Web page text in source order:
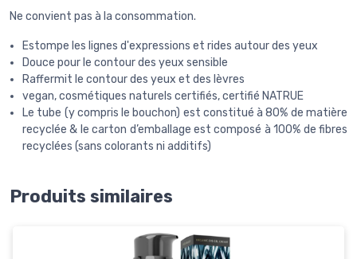
Ne convient pas à la consommation.
Estompe les lignes d'expressions et rides autour des yeux
Douce pour le contour des yeux sensible
Raffermit le contour des yeux et des lèvres
vegan, cosmétiques naturels certifiés, certifié NATRUE
Le tube (y compris le bouchon) est constitué à 80% de matière
recyclée & le carton d’emballage est composé à 100% de fibres
recyclées (sans colorants ni additifs)
Produits similaires